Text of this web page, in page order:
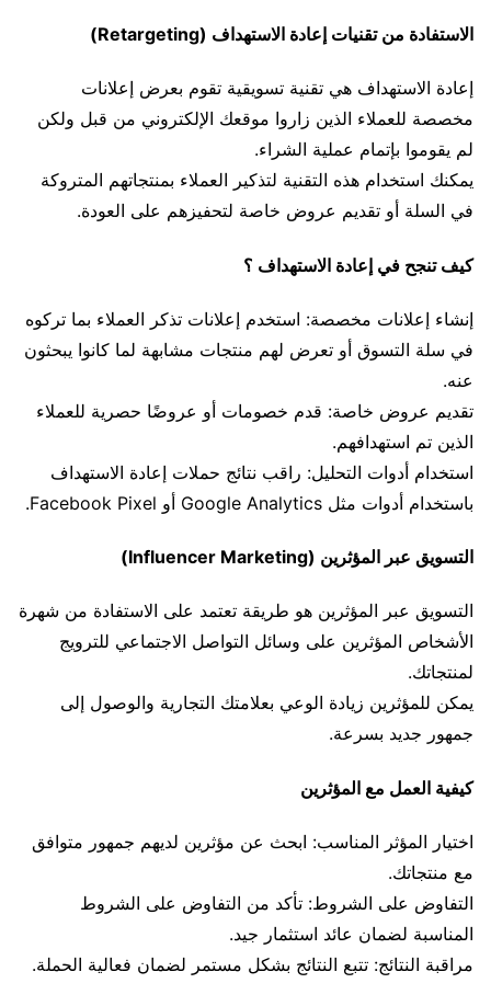
الاستفادة من تقنيات إعادة الاستهداف (Retargeting)
إعادة الاستهداف هي تقنية تسويقية تقوم بعرض إعلانات
مخصصة للعملاء الذين زاروا موقعك الإلكتروني من قبل ولكن
لم يقوموا بإتمام عملية الشراء.
يمكنك استخدام هذه التقنية لتذكير العملاء بمنتجاتهم المتروكة
في السلة أو تقديم عروض خاصة لتحفيزهم على العودة.
كيف تنجح في إعادة الاستهداف ؟
إنشاء إعلانات مخصصة: استخدم إعلانات تذكر العملاء بما تركوه
في سلة التسوق أو تعرض لهم منتجات مشابهة لما كانوا يبحثون
عنه.
تقديم عروض خاصة: قدم خصومات أو عروضًا حصرية للعملاء
الذين تم استهدافهم.
استخدام أدوات التحليل: راقب نتائج حملات إعادة الاستهداف
باستخدام أدوات مثل Google Analytics أو Facebook Pixel.
التسويق عبر المؤثرين (Influencer Marketing)
التسويق عبر المؤثرين هو طريقة تعتمد على الاستفادة من شهرة
الأشخاص المؤثرين على وسائل التواصل الاجتماعي للترويج
لمنتجاتك.
يمكن للمؤثرين زيادة الوعي بعلامتك التجارية والوصول إلى
جمهور جديد بسرعة.
كيفية العمل مع المؤثرين
اختيار المؤثر المناسب: ابحث عن مؤثرين لديهم جمهور متوافق
مع منتجاتك.
التفاوض على الشروط: تأكد من التفاوض على الشروط
المناسبة لضمان عائد استثمار جيد.
مراقبة النتائج: تتبع النتائج بشكل مستمر لضمان فعالية الحملة.